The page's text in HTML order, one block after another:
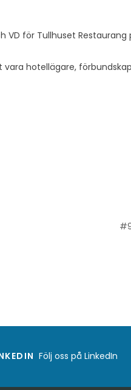
för Tullhuset Restaurang
hotellägare,
Följ oss på LinkedIn